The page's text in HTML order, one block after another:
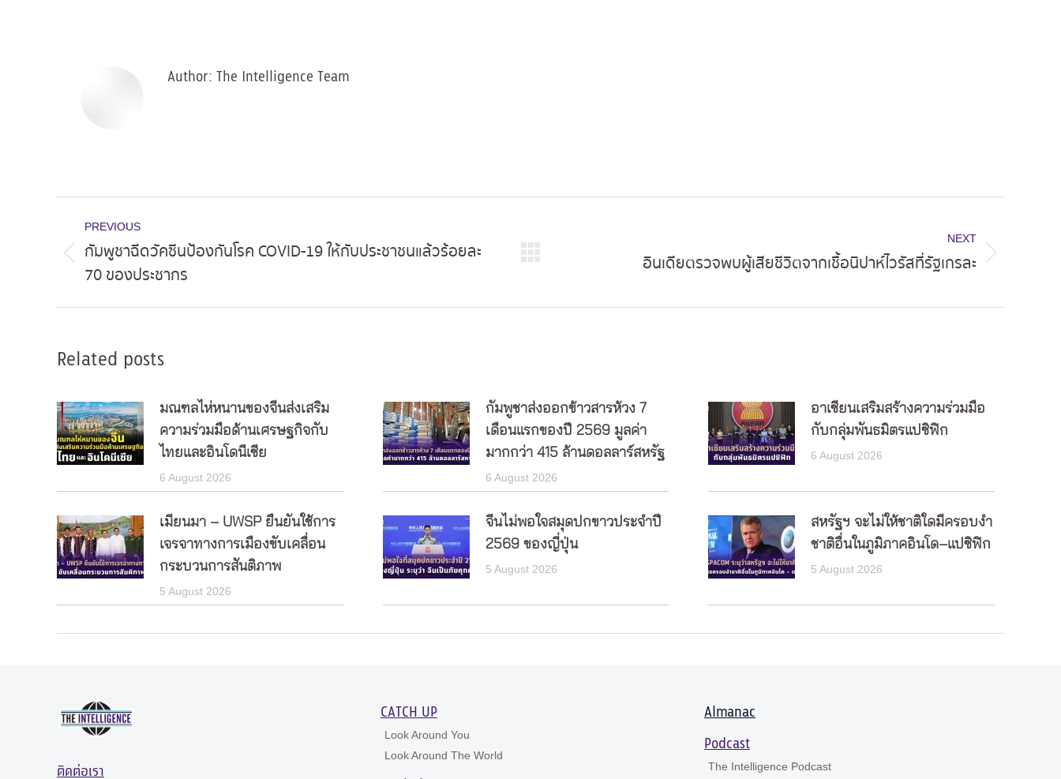
Author: The Intelligence Team
navigation
PREVIOUS
Previous
post:
กัมพูชาฉีดวัคซีนป้องกันโรค COVID-19 ให้กับประชาชนแล้วร้อยละ
70 ของประชากร
NEXT
อินเดียตรวจพบผู้เสียชีวิตจากเชื้อนิปาห์ไวรัสที่รัฐเกรละ
Related posts
มณฑลไห่หนานของจีนส่งเสริม
ความร่วมมือด้านเศรษฐกิจกับ
ไทยและอินโดนีเซีย
6 August 2026
กัมพูชาส่งออกข้าวสารห้วง 7
เดือนแรกของปี 2569 มูลค่า
มากกว่า 415 ล้านดอลลาร์สหรัฐ
6 August 2026
อาเซียนเสริมสร้างความร่วมมือ
กับกลุ่มพันธมิตรแปซิฟิก
6 August 2026
เมียนมา – UWSP ยืนยันใช้การ
เจรจาทางการเมืองขับเคลื่อน
กระบวนการสันติภาพ
5 August 2026
จีนไม่พอใจสมุดปกขาวประจำปี
2569 ของญี่ปุ่น
5 August 2026
สหรัฐฯ จะไม่ให้ชาติใดมีครอบงำ
ชาติอื่นในภูมิภาคอินโด–แปซิฟิก
5 August 2026
ติดต่อเรา
CATCH UP
Look Around You
Look Around The World
Almanac
Podcast
The Intelligence Podcast